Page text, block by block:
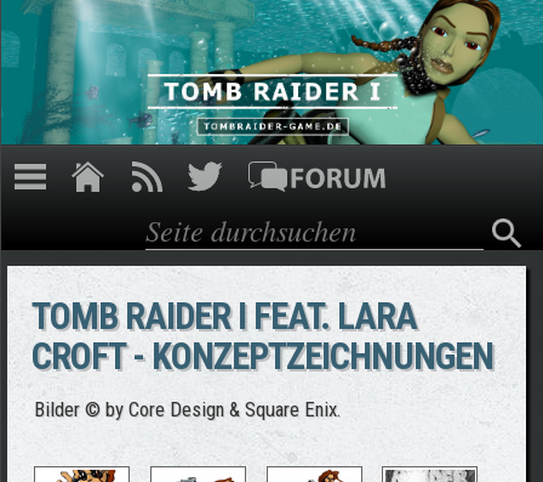
Direkt zum Inhalt
Suchformular
Suche
TOMB RAIDER I FEAT. LARA
CROFT - KONZEPTZEICHNUNGEN
Bilder © by Core Design & Square Enix.